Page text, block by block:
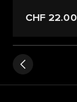
CHF 22.00